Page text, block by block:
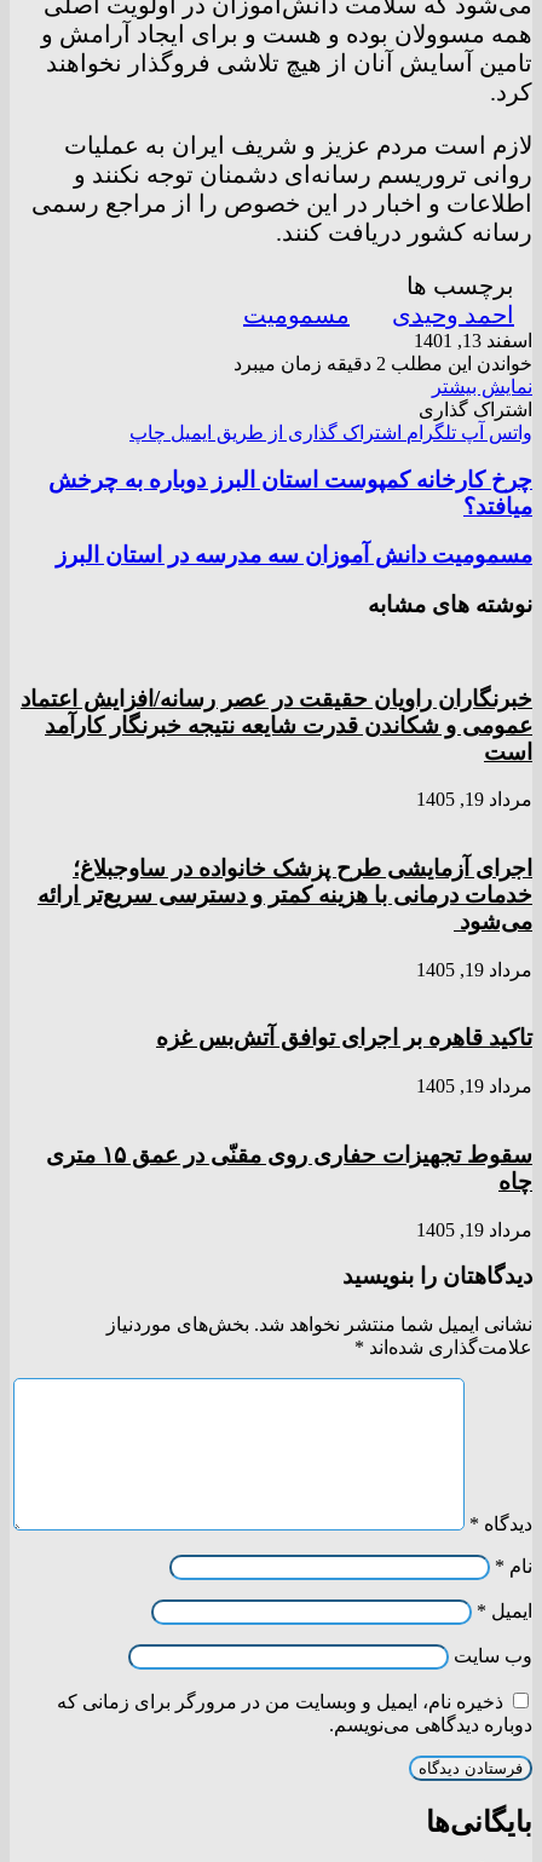
همه مسوولان بوده و هست و برای ایجاد آرامش و
تامین آسایش آنان از هیچ تلاشی فروگذار نخواهند
کرد.
لازم است مردم عزیز و شریف ایران به عملیات
روانی تروریسم رسانه‌ای دشمنان توجه نکنند و
اطلاعات و اخبار در این خصوص را از مراجع رسمی
رسانه کشور دریافت کنند.
برچسب ها
احمد وحیدی
مسمومیت
اسفند 13, 1401
خواندن این مطلب 2 دقیقه زمان میبرد
نمایش بیشتر
اشتراک گذاری
واتس آپ تلگرام اشتراک گذاری از طریق ایمیل چاپ
چرخ کارخانه کمپوست استان البرز دوباره به چرخش
میافتد؟
مسمومیت دانش آموزان سه مدرسه در استان البرز
نوشته های مشابه
خبرنگاران راویان حقیقت در عصر رسانه/افزایش اعتماد
عمومی و شکاندن قدرت شایعه نتیجه خبرنگار کارآمد
است
مرداد 19, 1405
اجرای آزمایشی طرح پزشک خانواده در ساوجبلاغ؛
خدمات درمانی با هزینه کمتر و دسترسی سریع‌تر ارائه
می‌شود
مرداد 19, 1405
تاکید قاهره بر اجرای توافق آتش‌بس غزه
مرداد 19, 1405
سقوط تجهیزات حفاری روی مقنّی در عمق ۱۵ متری
چاه
مرداد 19, 1405
دیدگاهتان را بنویسید
نشانی ایمیل شما منتشر نخواهد شد. بخش‌های موردنیاز
علامت‌گذاری شده‌اند *
دیدگاه *
نام *
ایمیل *
وب‌ سایت
ذخیره نام، ایمیل و وبسایت من در مرورگر برای زمانی که
دوباره دیدگاهی می‌نویسم.
بایگانی‌ها